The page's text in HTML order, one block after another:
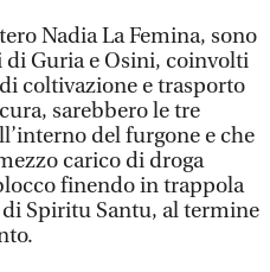
Nadia La Femina, sono
Guria e Osini, coinvolti
coltivazione e trasporto
sarebbero le tre
del furgone e che
carico di droga
finendo in trappola
di Spiritu Santu, al termine